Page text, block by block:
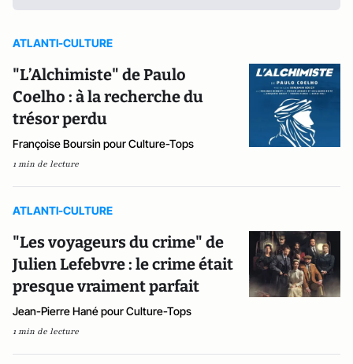
ATLANTI-CULTURE
"L’Alchimiste" de Paulo
Coelho : à la recherche du
trésor perdu
Françoise Boursin pour Culture-Tops
1 min de lecture
ATLANTI-CULTURE
"Les voyageurs du crime" de
Julien Lefebvre : le crime était
presque vraiment parfait
Jean-Pierre Hané pour Culture-Tops
1 min de lecture